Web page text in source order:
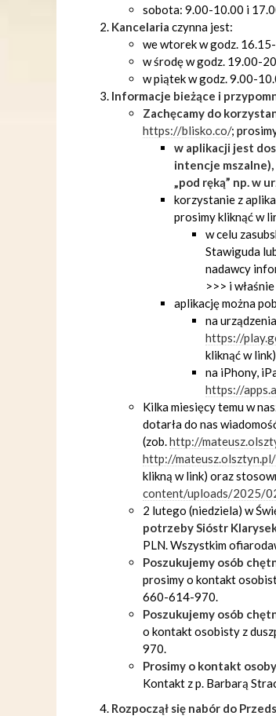
sobota: 9.00-10.00 i
Kancelaria czynna jest:
we wtorek w godz.
w środę w godz. 19.00-
w piątek w godz. 9.00-
Informacje bieżące i
Zachęcamy do
https://blisko.co/;
w aplikacji jest
intencje mszalne),
„pod ręką” np. w
korzystanie z
prosimy kliknąć w
w celu
Stawiguda
nadawcy
>>> i
aplikację można
na
https://
kliknąć w
na iPhony,
https://
Kilka miesięcy temu w
dotarła do nas
(zob.http://
http://
klikną w link) oraz
content/uploads/2025/
2 lutego (niedziela) w
potrzeby Sióstr
PLN. Wszystkim
Poszukujemy osób
prosimy o kontakt
660-614-970.
Poszukujemy osób
o kontakt osobisty z
970.
Prosimy o kontakt
Kontakt z p. Barbarą
Rozpoczął się nabór do